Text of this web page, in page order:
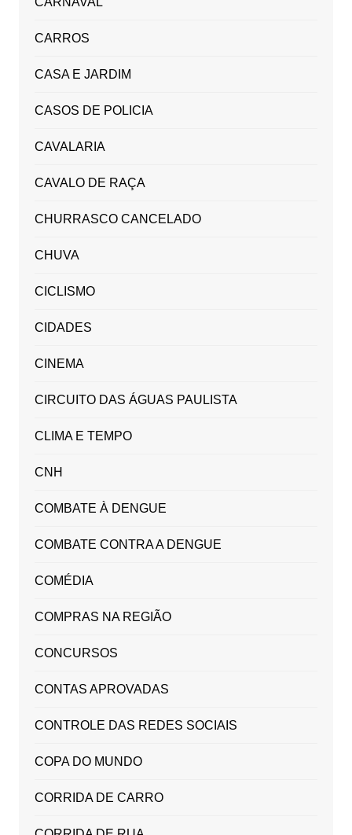
CARROS
CASA E JARDIM
CASOS DE POLICIA
CAVALARIA
CAVALO DE RAÇA
CHURRASCO CANCELADO
CHUVA
CICLISMO
CIDADES
CINEMA
CIRCUITO DAS ÁGUAS PAULISTA
CLIMA E TEMPO
CNH
COMBATE À DENGUE
COMBATE CONTRA A DENGUE
COMÉDIA
COMPRAS NA REGIÃO
CONCURSOS
CONTAS APROVADAS
CONTROLE DAS REDES SOCIAIS
COPA DO MUNDO
CORRIDA DE CARRO